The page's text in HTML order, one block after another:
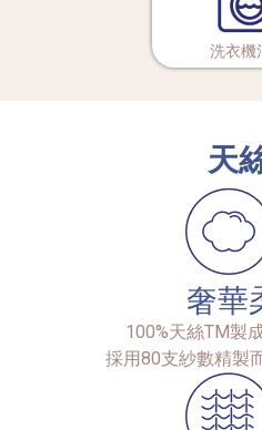
洗衣機
天
奢華
100%天絲TM製
採用80支紗數精製